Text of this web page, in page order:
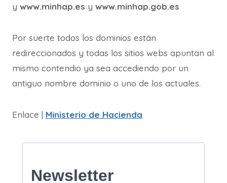
y www.minhap.es y www.minhap.gob.es
Por suerte todos los dominios están
redireccionados y todas los sitios webs apuntan al
mismo contendio ya sea accediendo por un
antiguo nombre dominio o uno de los actuales.
Enlace | Ministerio de Hacienda